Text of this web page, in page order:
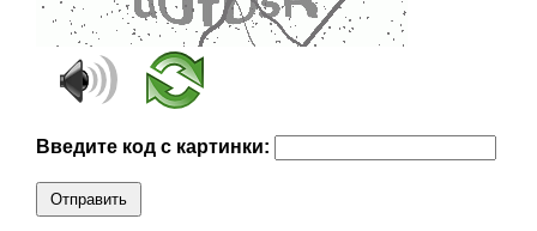
Введите код с картинки:
Отправить